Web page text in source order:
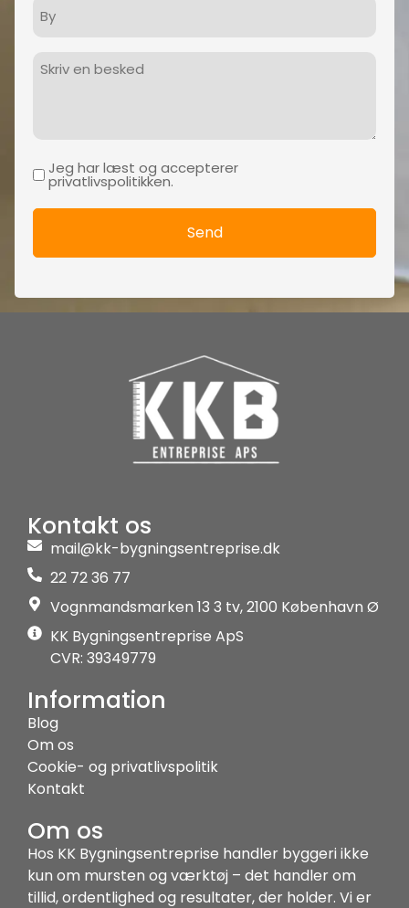
Samtykke
(Påkrævet)
Jeg har læst og accepterer
privatlivspolitikken.
Kontakt os
mail@kk-bygningsentreprise.dk
22 72 36 77
Vognmandsmarken 13 3 tv, 2100 København Ø
KK Bygningsentreprise ApS
CVR: 39349779
Information
Blog
Om os
Cookie- og privatlivspolitik
Kontakt
Om os
Hos KK Bygningsentreprise handler byggeri ikke
kun om mursten og værktøj – det handler om
tillid, ordentlighed og resultater, der holder. Vi er